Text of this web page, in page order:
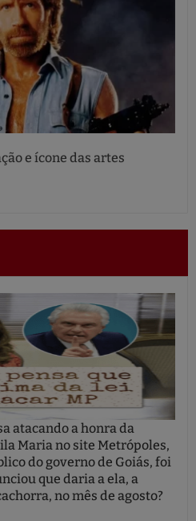
e ícone das artes
atacando a honra da
Maria no site Metrópoles,
do governo de Goiás, foi
que daria a ela, a
no mês de agosto?